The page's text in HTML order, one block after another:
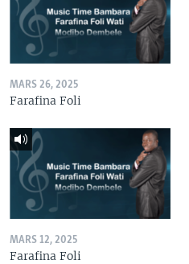
MARS 26, 2025
Farafina Foli
MARS 12, 2025
Farafina Foli